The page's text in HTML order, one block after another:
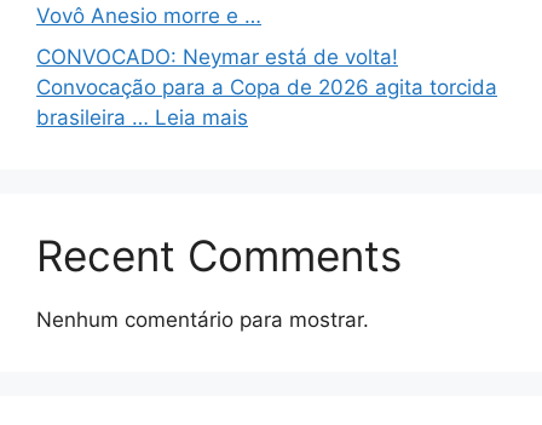
Vovô Anesio morre e …
CONVOCADO: Neymar está de volta!
Convocação para a Copa de 2026 agita torcida
brasileira … Leia mais
Recent Comments
Nenhum comentário para mostrar.